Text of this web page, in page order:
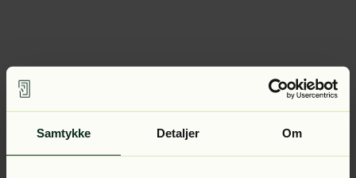
Samtykke Detaljer Om